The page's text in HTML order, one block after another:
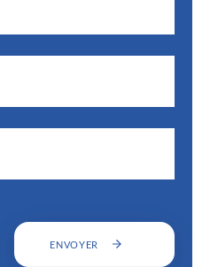
ENVOYER